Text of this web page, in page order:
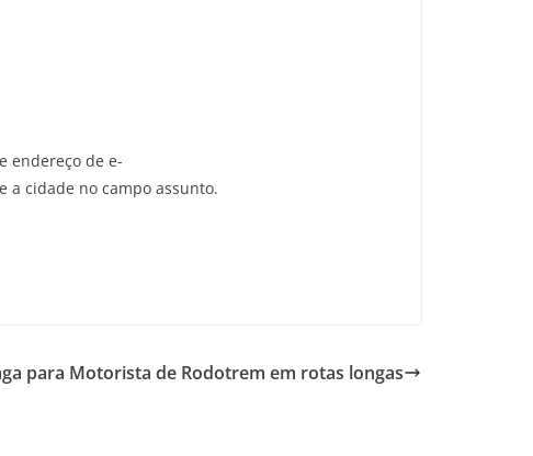
endereço de e-
a cidade no campo assunto.
para Motorista de Rodotrem em rotas longas